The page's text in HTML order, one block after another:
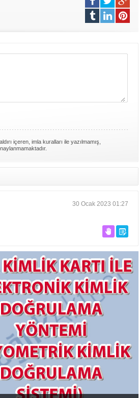
içeren, imla kuralları ile yazılmamış,
30 Ocak 2023 01:27